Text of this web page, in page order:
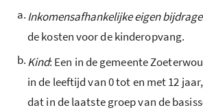
a.Inkomensafhankelijke eigen bijdrage
de kosten voor de kinderopvang.
b.Kind: Een in de gemeente
in de leeftijd van 0 tot en met 12
dat in de laatste groep van de